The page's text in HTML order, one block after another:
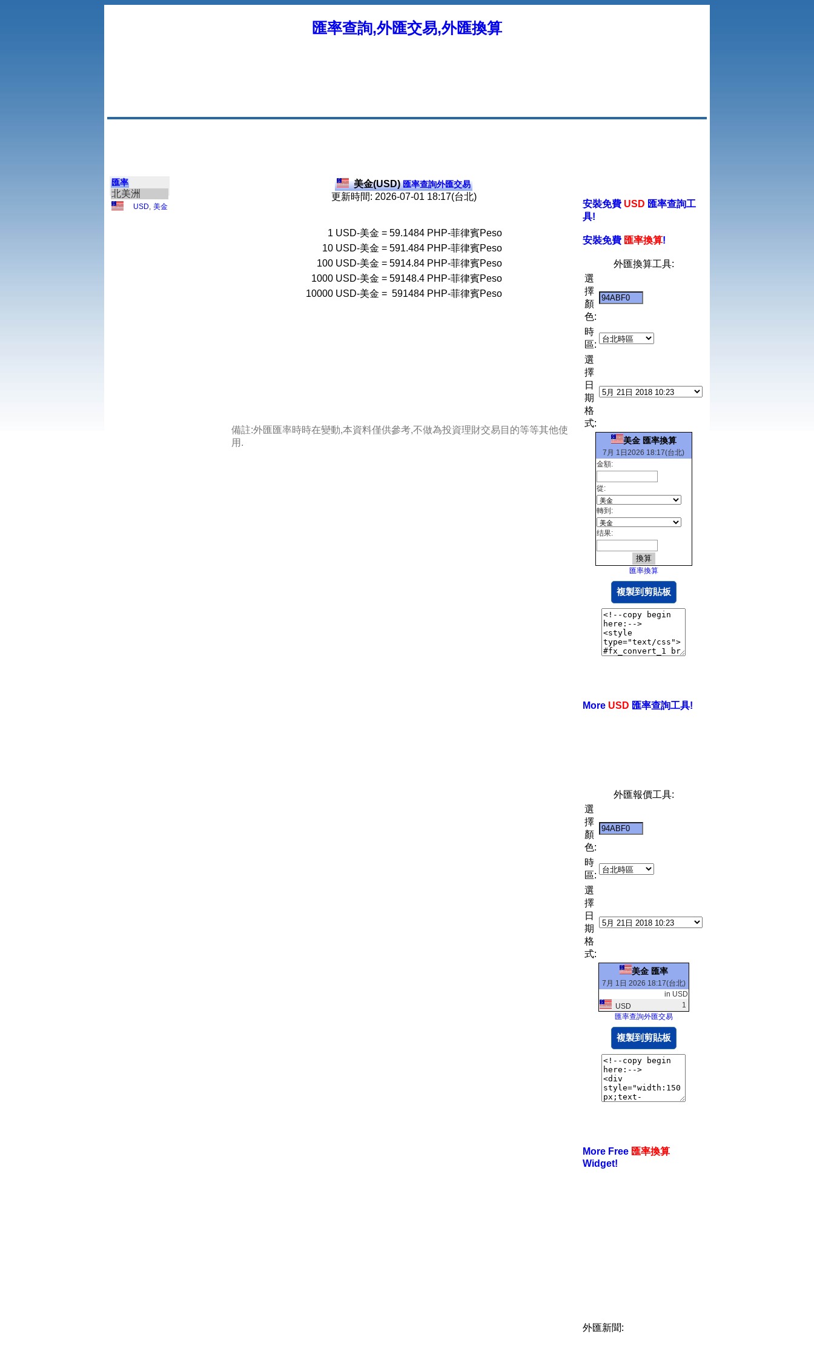
匯率查詢,外匯交易,外匯換算
匯率
北美洲
USD 美金
美金(USD)匯率查詢外匯交易
更新時間: 2026-07-01 18:17(台北)
1 USD-美金 = 59.1484 PHP-菲律賓Peso
10 USD-美金 = 591.484 PHP-菲律賓Peso
100 USD-美金 = 5914.84 PHP-菲律賓Peso
1000 USD-美金 = 59148.4 PHP-菲律賓Peso
10000 USD-美金 = 591484 PHP-菲律賓Peso
備註:外匯匯率時時在變動,本資料僅供參考,不做為投資理財交易目的等等其他使
用.
安裝免費 USD 匯率查詢工
具!
安裝免費 匯率換算!
外匯換算工具:
選
擇
顏
色:
時
區:
選
擇
日
期
格
式:
美金 匯率換算
7月 1日2026 18:17(台北)
金額:
從:
轉到:
结果:
匯率換算
複製到剪貼板
More USD 匯率查詢工具!
外匯報價工具:
選
擇
顏
色:
時
區:
選
擇
日
期
格
式:
美金 匯率
7月 1日 2026 18:17(台北)
in USD
USD
1
匯率查詢外匯交易
複製到剪貼板
More Free 匯率換算
Widget!
外匯新聞: